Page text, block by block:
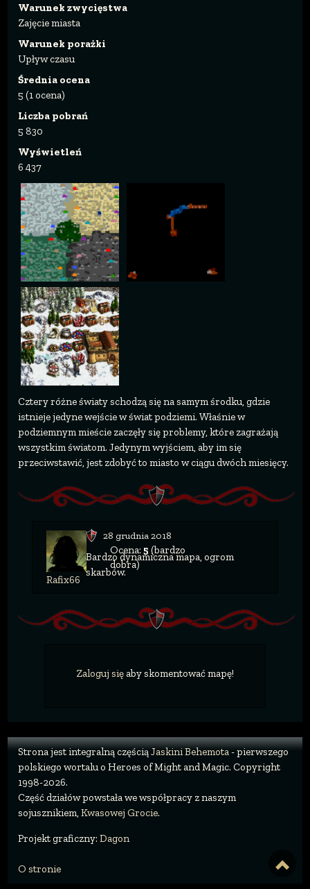
Warunek zwycięstwa
Zajęcie miasta
Warunek porażki
Upływ czasu
Średnia ocena
5 (1 ocena)
Liczba pobrań
5 830
Wyświetleń
6 437
Cztery różne światy schodzą się na samym środku, gdzie
istnieje jedyne wejście w świat podziemi. Właśnie w
podziemnym mieście zaczęły się problemy, które zagrażają
wszystkim światom. Jedynym wyjściem, aby im się
przeciwstawić, jest zdobyć to miasto w ciągu dwóch miesięcy.
Rafix66
28 grudnia 2018
Ocena: 5 (bardzo
dobra)
Bardzo dynamiczna mapa, ogrom
skarbów.
Zaloguj sięaby skomentować mapę!
Strona jest integralną częściąJaskini Behemota- pierwszego
polskiego wortalu o Heroes of Might and Magic. Copyright
1998-2026.
Część działów powstała we współpracy z naszym
sojusznikiem, Kwasowej Grocie.
Projekt graficzny: Dagon
O stronie